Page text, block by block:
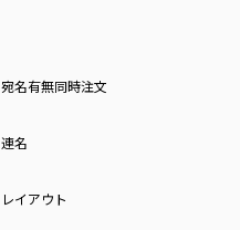
宛名有無同時注文
連名
レイアウト